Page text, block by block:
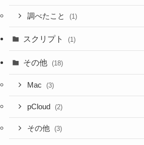
調べたこと (1)
スクリプト (1)
その他 (18)
Mac (3)
pCloud (2)
その他 (3)